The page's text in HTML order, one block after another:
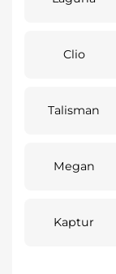
Clio
Talisman
Megan
Kaptur